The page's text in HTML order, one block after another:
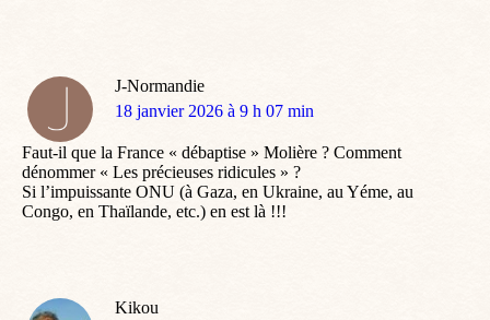
J-Normandie
dit
18 janvier 2026 à 9 h 07 min
Faut-il que la France « débaptise » Molière ? Comment
dénommer « Les précieuses ridicules » ?
Si l’impuissante ONU (à Gaza, en Ukraine, au Yéme, au
Congo, en Thaïlande, etc.) en est là !!!
Kikou